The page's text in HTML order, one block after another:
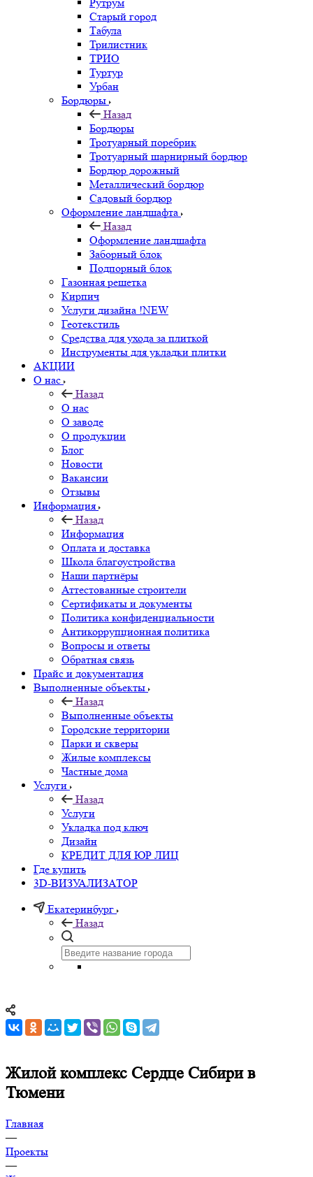
Старый город
Табула
Трилистник
ТРИО
Туртур
Урбан
Бордюры
Назад
Бордюры
Тротуарный поребрик
Тротуарный шарнирный бордюр
Бордюр дорожный
Металлический бордюр
Садовый бордюр
Оформление ландшафта
Назад
Оформление ландшафта
Заборный блок
Подпорный блок
Газонная решетка
Кирпич
Услуги дизайна !NEW
Геотекстиль
Средства для ухода за плиткой
Инструменты для укладки плитки
АКЦИИ
О нас
Назад
О нас
О заводе
О продукции
Блог
Новости
Вакансии
Отзывы
Информация
Назад
Информация
Оплата и доставка
Школа благоустройства
Наши партнёры
Аттестованные строители
Сертификаты и документы
Политика конфиденциальности
Антикоррупционная политика
Вопросы и ответы
Обратная связь
Прайс и документация
Выполненные объекты
Назад
Выполненные объекты
Городские территории
Парки и скверы
Жилые комплексы
Частные дома
Услуги
Назад
Услуги
Укладка под ключ
Дизайн
КРЕДИТ ДЛЯ ЮР ЛИЦ
Где купить
3D-ВИЗУАЛИЗАТОР
Екатеринбург
Назад
Жилой комплекс Сердце Сибири в
Тюмени
Главная
—
Проекты
—